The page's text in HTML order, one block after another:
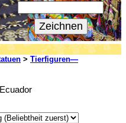
Zeichnen
> Tierfiguren—